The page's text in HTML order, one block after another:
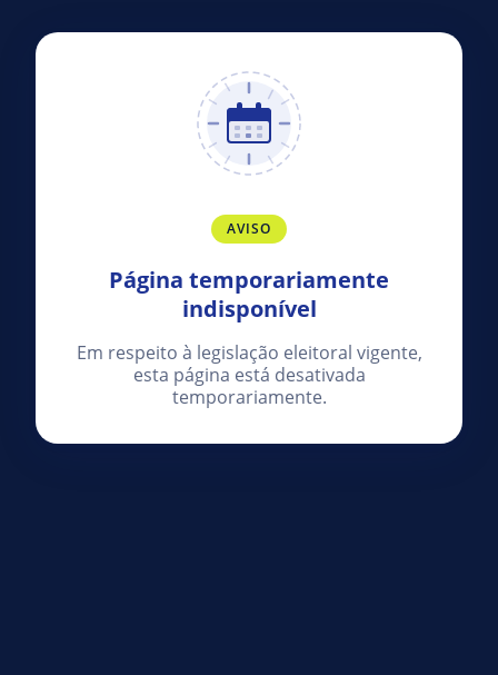
AVISO
Página temporariamente
indisponível
Em respeito à legislação eleitoral vigente,
esta página está desativada
temporariamente.